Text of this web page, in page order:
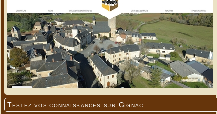
Testez vos connaissances sur Gignac